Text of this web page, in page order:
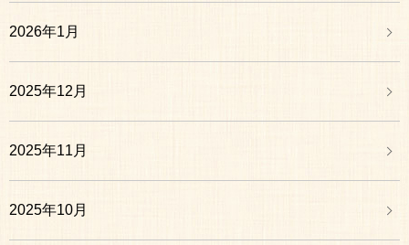
2026年1月
2025年12月
2025年11月
2025年10月